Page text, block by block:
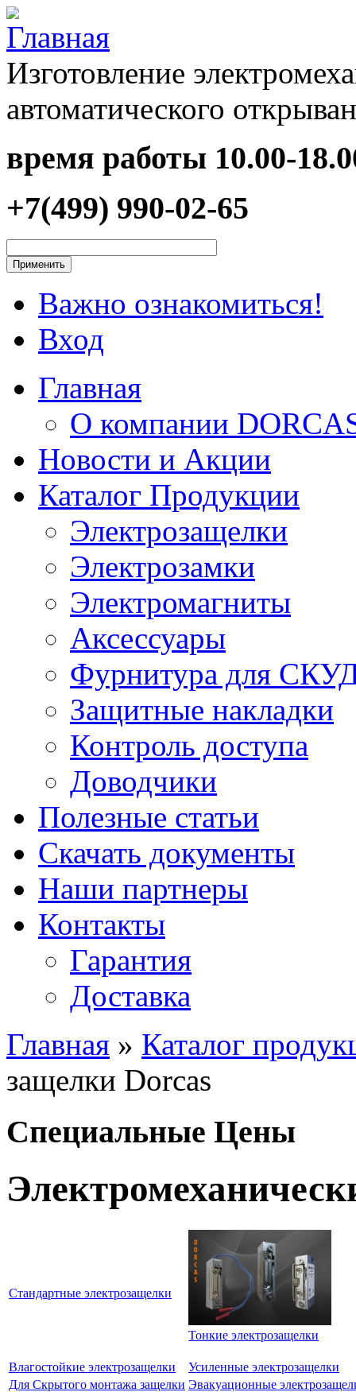
Перейти к основному содержанию
Изготовление
автоматического
время работы 10.00-
+7(499) 990-02-65
Важно ознакомиться!
Вход
Главная
О компании
Новости и Акции
Каталог Продукции
Электрозащелки
Электрозамки
Электромагниты
Аксессуары
Фурнитура для
Защитные накладки
Контроль доступа
Доводчики
Полезные статьи
Скачать документы
Наши партнеры
Контакты
Гарантия
Доставка
Вы здесь
Главная » Каталог
защелки Dorcas
Специальные Цены
Стандартные электрозащелки
Тонкие электрозащелки
Влагостойкие электрозащелки
Усиленные электрозащелки
Для Скрытого монтажа защелки Эвакуационные